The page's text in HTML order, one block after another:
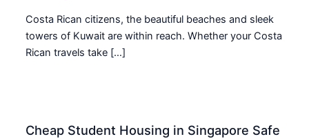
Costa Rican citizens, the beautiful beaches and sleek
towers of Kuwait are within reach. Whether your Costa
Rican travels take […]
Cheap Student Housing in Singapore Safe